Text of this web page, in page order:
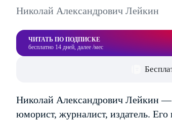
Николай Александрович Лейкин
ЧИТАТЬ ПО ПОДПИСКЕ
бесплатно 14 дней, далее /мес
Николай Александрович Лейкин —
юморист, журналист, издатель.